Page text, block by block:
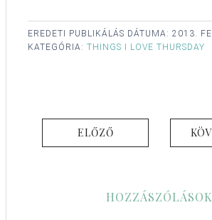
EREDETI PUBLIKÁLÁS DÁTUMA: 2013.
KATEGÓRIA: THINGS I LOVE THURSDAY
ELŐZŐ
HOZZÁSZÓLÁSOK